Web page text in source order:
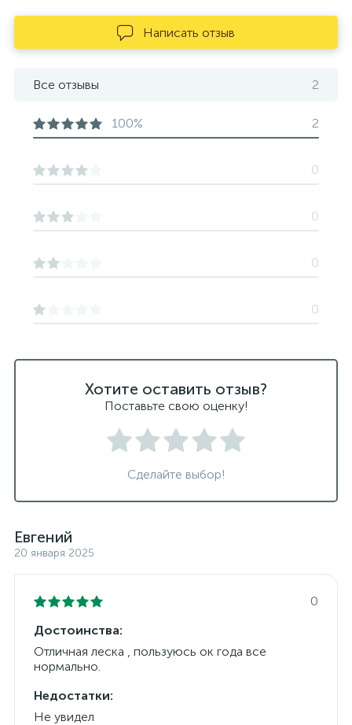
Хотите оставить отзыв?
Поставьте свою оценку!
Сделайте выбор!
Евгений
20 января 2025
0
Достоинства:
Отличная леска , пользуюсь ок года все
нормально.
Недостатки:
Не увидел
Написать отзыв
Все отзывы 2
100% 2
0
0
0
0